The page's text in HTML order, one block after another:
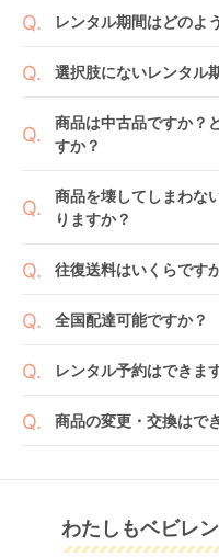
ーカー
レンタル
10,725
レンタル
8,217
ラクーナ クッション
(aprica) A型ベビーカ
ー
レンタル
タ AT
コン
レンタ
ベビーカー
レンタル
円 〜
ピジ
レンタ
7,150
レンタル期間はどのよ
開始日1日目となり
日までに配送業者（
ます。
選択肢にないレンタル
間の利用が可能です
例えば4ヶ月の場合
の上で、早期にご返
商品は中古品ですか？
すか？
のもございます。
新品商品はメーカー
走行テストを行う場
となる場合がござ
場合や、在庫切れ
い。
※万が一キャンセル
てお届けしておりま
感はございますが、
商品を壊してしまわな
りますか？
おります。
ョンをご購入くださ
詳しくはこちらをご
往復送料はいくらです
へ入れ、カートペー
全国配達可能ですか？
※空港への配達はご
レンタル予約はできま
可能ですので、商品
商品の変更・交換はで
また、レンタル期間
可能です。
わたしもベビレ